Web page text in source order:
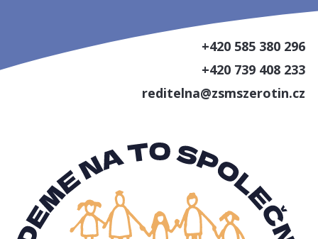
+420 585 380 296
+420 739 408 233
reditelna@zsmszerotin.cz